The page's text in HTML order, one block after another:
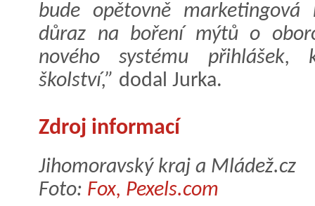
bude opětovně
důraz na boření mýtů o
nového systému přihlášek,
školství,” dodal Jurka.
Zdroj informací
Jihomoravský kraj a Mládež.cz
Foto: Fox, Pexels.com